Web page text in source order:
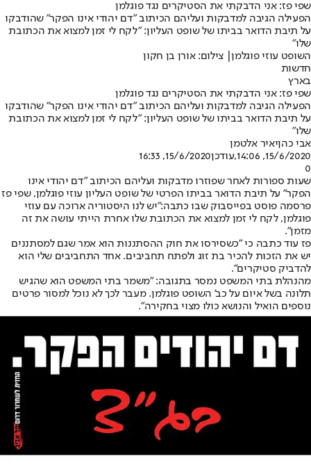
שפי פז: אני הדבקתי את הסטיקרים נגד פוגלמן
הפעילה הגיבה למדבקות ועליהם הכיתוב "דם יהודי אינו הפקר" שהודבקו
על תיבת הדואר בביתו של שופט העליון: "לקח לי זמן למצוא את הכתובת
שלו"
השופט עוזי פוגלמן| צילום: אורן בן חקון
חדשות
בארץ
שפי פז: אני הדבקתי את הסטיקרים נגד פוגלמן
הפעילה הגיבה למדבקות ועליהם הכיתוב "דם יהודי אינו הפקר" שהודבקו
על תיבת הדואר בביתו של שופט העליון: "לקח לי זמן למצוא את הכתובת
שלו"
אבי כהןיאיר אלטמן
15/6/2020, 14:06
,עודכן15/6/2020, 16:33
0
שעות ספורות לאחר שפוזרו מדבקות ועליהם הכיתוב "דם יהודי אינו
הפקר" על תיבת הדואר בביתו הפרטי של שופט העליון עוזי פוגלמן, שפי פז
פרסמה פוסט בפייסבוק שבו כתבה:"יש לנו היסטוריה ארוכה עם עוזי
פוגלמן, לקח לי זמן למצוא את הכתובת שלו אחרת הייתי עושה את זה
מזמן".
פז עוד כתבה כי "כשסירסו את חוק ההסתננות הוא אמר שגם למסתננים
יש את הזכות להכיר בת זוג ולפתח תחביבים. אחד התחביבים שלי הוא
להדביק סטיקרים".
מהנהלת בתי המשפט נמסר בתגובה: "משמר בתי המשפט הוא שהגיש
תלונה בשל איום על כב' השופט פוגלמן. מעבר לכך לא נוכל למסור פרטים
נוספים הואיל והנושא כולו מצוי בחקירה".